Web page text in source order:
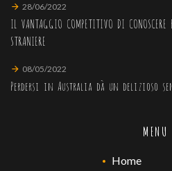
28/06/2022
IL VANTAGGIO COMPETITIVO DI
STRANIERE
08/05/2022
Perdersi in Australia dà un delizioso
MENU
Home